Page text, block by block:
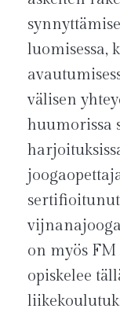
luomisessa,
välisen
huumorissa
on myös
opiskelee